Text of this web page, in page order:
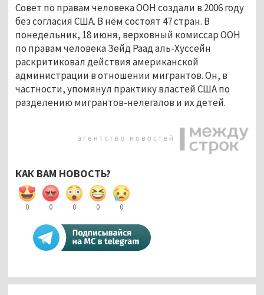
Совет по правам человека ООН создали в 2006 году
без согласия США. В нём состоят 47 стран. В
понедельник, 18 июня, верховный комиссар ООН
по правам человека Зейд Раад аль-Хуссейн
раскритиковал действия американской
администрации в отношении мигрантов. Он, в
частности, упомянул практику властей США по
разделению мигрантов-нелегалов и их детей.
КАК ВАМ НОВОСТЬ?
0 0 0 0 0